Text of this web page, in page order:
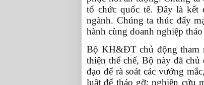
tổ chức quốc tế. Đây là kết
ngành. Chúng ta thúc đẩy
hành cùng doanh nghiệp
Bộ KH&ĐT chủ động tham
thiện thể chế, Bộ này đã
đạo để rà soát các vướng
luật để tháo gỡ; nghiên cứu